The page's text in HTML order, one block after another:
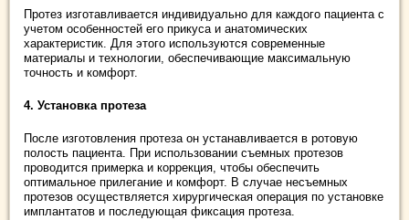
Протез изготавливается индивидуально для каждого пациента с
учетом особенностей его прикуса и анатомических
характеристик. Для этого используются современные
материалы и технологии, обеспечивающие максимальную
точность и комфорт.
4. Установка протеза
После изготовления протеза он устанавливается в ротовую
полость пациента. При использовании съемных протезов
проводится примерка и коррекция, чтобы обеспечить
оптимальное прилегание и комфорт. В случае несъемных
протезов осуществляется хирургическая операция по установке
имплантатов и последующая фиксация протеза.